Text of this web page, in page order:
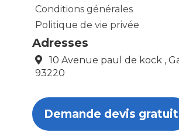
Conditions générales
Politique de vie privée
Adresses
10 Avenue paul de kock ,
93220
Demande devis gratuit